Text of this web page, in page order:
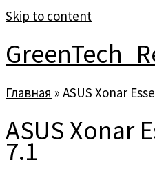
Skip to content
Главная » ASUS Xonar
ASUS Xonar
7.1